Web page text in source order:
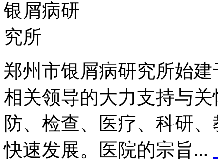
郑州市银屑病研究所始
相关领导的大力支持与
防、检查、医疗、科研
快速发展。医院的宗旨...